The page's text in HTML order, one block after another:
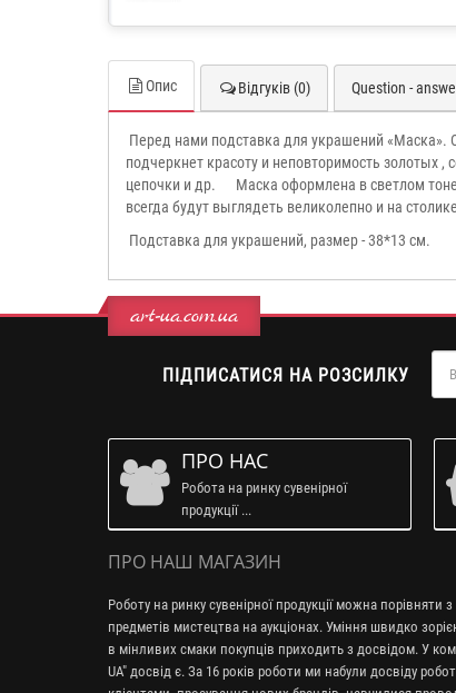
Опис Відгуків (0) Question -
Перед нами подставка для украшений
подчеркнет красоту и неповторимость золотых ,
цепочки и др. Маска оформлена в светлом
всегда будут выглядеть великолепно и на
Подставка для украшений, размер - 38*13 см.
art-ua.com.ua
ПІДПИСАТИСЯ НА РОЗСИЛКУ
ПРО НАС
Робота на ринку сувенірної
продукції ...
ПРО НАШ МАГАЗИН
Роботу на ринку сувенірної продукції можна порівняти
предметів мистецтва на аукціонах. Уміння швидко
в мінливих смаки покупців приходить з досвідом. У
UA" досвід є. За 16 років роботи ми набули досвіду